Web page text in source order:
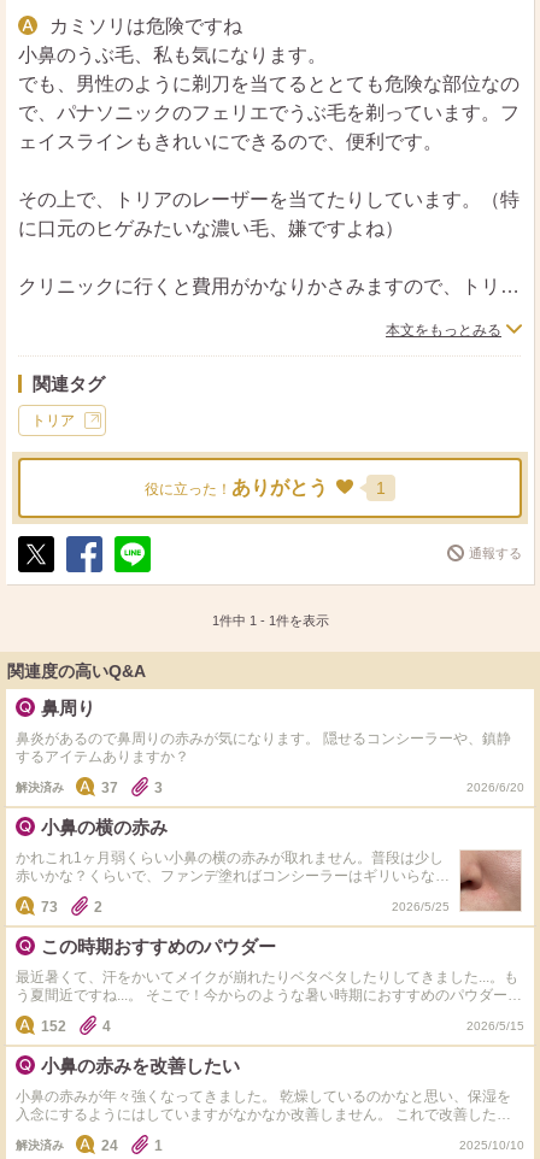
カミソリは危険ですね
小鼻のうぶ毛、私も気になります。
でも、男性のように剃刀を当てるととても危険な部位なの
で、パナソニックのフェリエでうぶ毛を剃っています。フ
ェイスラインもきれいにできるので、便利です。
その上で、トリアのレーザーを当てたりしています。（特
に口元のヒゲみたいな濃い毛、嫌ですよね）
クリニックに行くと費用がかなりかさみますので、トリア
私は全身の脱毛のために通常の大きいサイズを顔にも当て
ちゃってます。ちなみにうちの旦那さんも、トリアでヒゲ
脱毛していますよ。（麻酔ジェルは必須ですが）
本文をもっとみる
関連タグ
トリア
役に立った！ ありがとう 1
ポ
シ
送
通報する
1件中 1 - 1件を表示
関連度の高いQ&A
鼻周り
鼻炎があるので鼻周りの赤みが気になります。 隠せるコンシーラーや、鎮静
するアイテムありますか？
解決済み 37 3 2026/6/20
小鼻の横の赤み
かれこれ1ヶ月弱くらい小鼻の横の赤みが取れません。普段は少し
赤いかな？くらいで、ファンデ塗ればコンシーラーはギリいらない
かな、くらいの赤みなのです。 花粉症があって鼻はかみますが、1
番ひどかったときでも赤みは一時的で、1～2日後には治っている
ことが多かったです。 赤み改善の対策やメイクでの対処法があれ
ば教えていただきたいです。 (写真ほんと汚いです、すみません)
73 2 2026/5/25
この時期おすすめのパウダー
最近暑くて、汗をかいてメイクが崩れたりベタベタしたりしてきました...。も
う夏間近ですね...。 そこで！今からのような暑い時期におすすめのパウダーあ
りますか？ 私の肌質 ・混合肌（インナードライ） ・滝汗→メイク崩れやす
い。 ・汗かくとベタつきやすい。テカることはあまりない。 ・小鼻にファン
デやパウダー塗ると乾燥することがある。
152 4 2026/5/15
小鼻の赤みを改善したい
小鼻の赤みが年々強くなってきました。 乾燥しているのかなと思い、保湿を
入念にするようにはしていますがなかなか改善しません。 これで改善した
よ！という方法があればご教示いただきたいです＾＾
解決済み 24 1 2025/10/10